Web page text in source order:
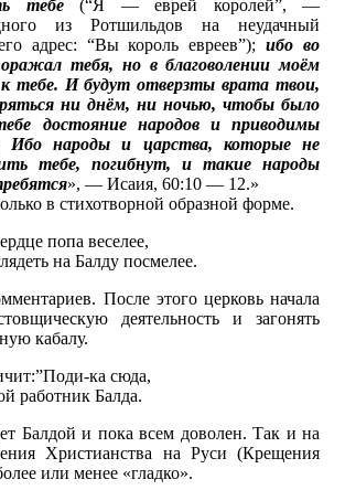
тебе(“Я — еврей королей”, —
из Ротшильдов на неудачный
адрес: “Вы король евреев”);ибо во
тебя, но в благоволении моём
тебе. И будут отверзты врата твои,
ни днём, ни ночью, чтобы было
достояние народов и приводимы
Ибо народы и царства, которые не
тебе, погибнут, и такие народы
», — Исаия, 60:10 — 12.»
в стихотворной образной форме.
попа веселее,
на Балду посмелее.
После этого церковь начала
деятельность и загонять
кабалу.
ка сюда,
работник Балда.
Балдой и пока всем доволен. Так и на
Христианства на Руси (Крещения
или менее «гладко».